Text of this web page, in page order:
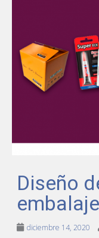
Diseño
diciembre 14, 2020